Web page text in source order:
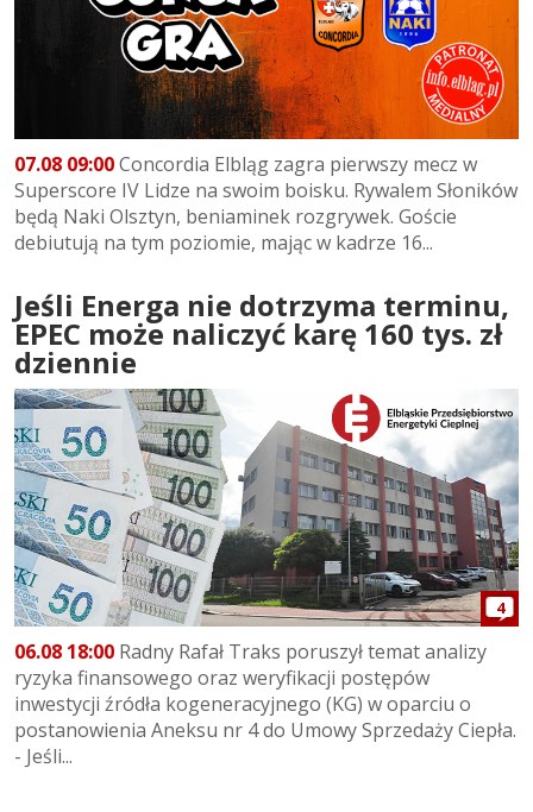
07.08 09:00Concordia Elbląg zagra pierwszy mecz w
Superscore IV Lidze na swoim boisku. Rywalem Słoników
będą Naki Olsztyn, beniaminek rozgrywek. Goście
debiutują na tym poziomie, mając w kadrze 16...
Jeśli Energa nie dotrzyma terminu,
EPEC może naliczyć karę 160 tys. zł
dziennie
4
06.08 18:00 Radny Rafał Traks poruszył temat analizy
ryzyka finansowego oraz weryfikacji postępów
inwestycji źródła kogeneracyjnego (KG) w oparciu o
postanowienia Aneksu nr 4 do Umowy Sprzedaży Ciepła.
- Jeśli...